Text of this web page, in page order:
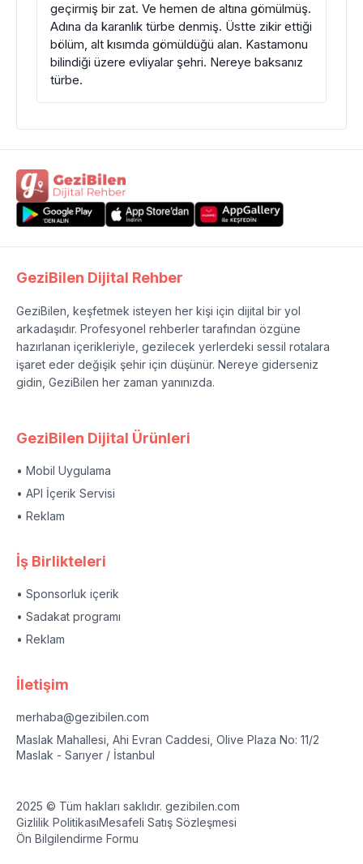
geçirmiş bir zat. Ve hemen de altına gömülmüş.
Adına da karanlık türbe denmiş. Üstte zikir ettiği
bölüm, alt kısımda gömüldüğü alan. Kastamonu
bilindiği üzere evliyalar şehri. Nereye baksanız
türbe.
GeziBilen Dijital Rehber
GeziBilen, keşfetmek isteyen her kişi için dijital bir yol
arkadaşıdır. Profesyonel rehberler tarafından özgüne
hazırlanan içerikleriyle, gezilecek yerlerdeki sessil rotalara
işaret eder değişik şehir için düşünür. Nereye giderseniz
gidin, GeziBilen her zaman yanınızda.
GeziBilen Dijital Ürünleri
• Mobil Uygulama
• API İçerik Servisi
• Reklam
İş Birlikteleri
• Sponsorluk içerik
• Sadakat programı
• Reklam
İletişim
merhaba@gezibilen.com
Maslak Mahallesi, Ahi Evran Caddesi, Olive Plaza No: 11/2
Maslak - Sarıyer / İstanbul
2025 © Tüm hakları saklıdır. gezibilen.com
Gizlilik PolitikasıMesafeli Satış Sözleşmesi
Ön Bilgilendirme Formu